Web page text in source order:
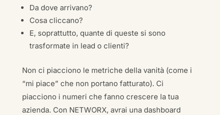
Da dove arrivano?
Cosa cliccano?
E, soprattutto, quante di queste si sono
trasformate in lead o clienti?
Non ci piacciono le metriche della vanità (come i
“mi piace” che non portano fatturato). Ci
piacciono i numeri che fanno crescere la tua
azienda. Con NETWORX, avrai una dashboard